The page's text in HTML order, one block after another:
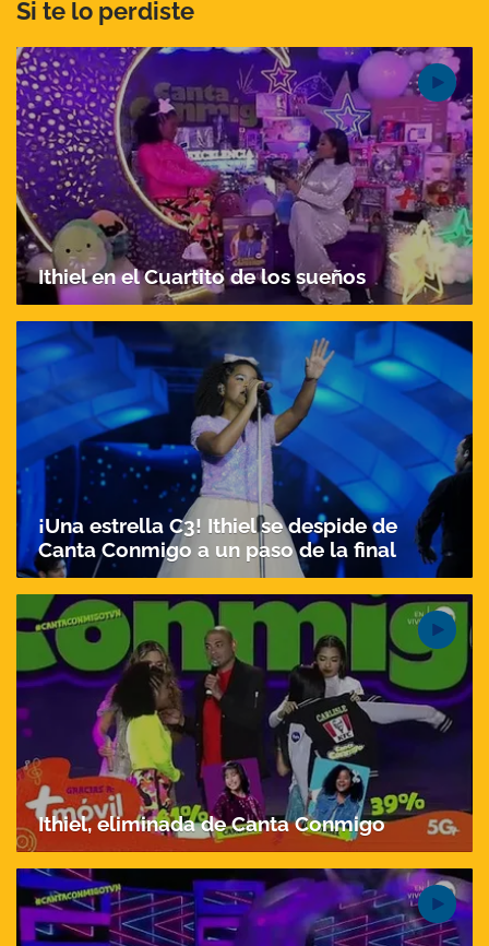
Gracias por suscribirte a nuestro boletín.
ACEPTAR
Si te lo perdiste
Ithiel en el Cuartito de los sueños
¡Una estrella C3! Ithiel se despide de
Canta Conmigo a un paso de la final
Ithiel, eliminada de Canta Conmigo